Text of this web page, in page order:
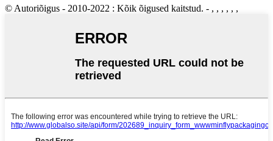
© Autoriõigus - 2010-2022 : Kõik õigused kaitstud. - , , , , , ,